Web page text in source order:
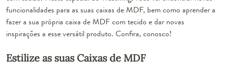
funcionalidades para as suas caixas de MDF, bem como aprender a
fazer a sua própria caixa de MDF com tecido e dar novas
inspirações a esse versátil produto. Confira, conosco!
Estilize as suas Caixas de MDF